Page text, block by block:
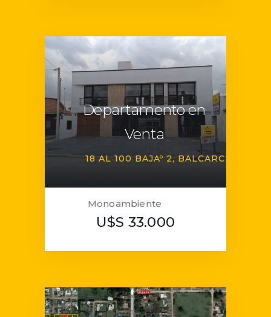
Departamento en
Venta
18 AL 100 BAJAº 2 BALCARCE
Monoambiente
U$S 33.000